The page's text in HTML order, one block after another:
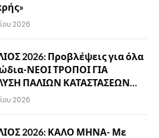
2026
2026: Προβλέψεις για όλα
ΝΕΟΙ ΤΡΟΠΟΙ ΓΙΑ
ΠΑΛΙΩΝ ΚΑΤΑΣΤΑΣΕΩΝ…
2026
2026: ΚΑΛΟ ΜΗΝΑ- Με